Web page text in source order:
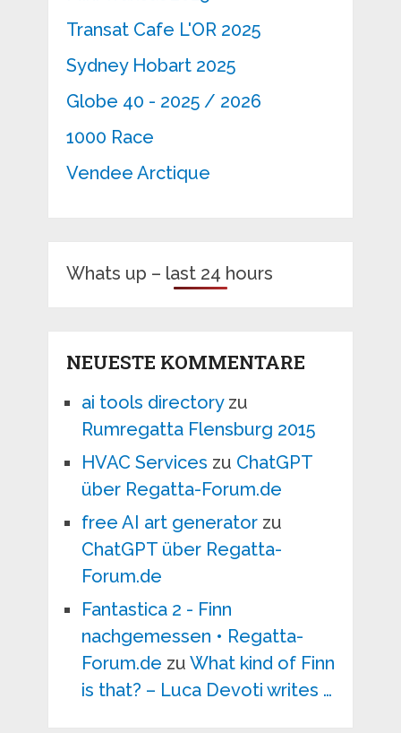
Transat Cafe L'OR 2025
Sydney Hobart 2025
Globe 40 - 2025 / 2026
1000 Race
Vendee Arctique
Whats up – last 24 hours
NEUESTE KOMMENTARE
ai tools directoryzu
Rumregatta Flensburg 2015
HVAC Services zu ChatGPT
über Regatta-Forum.de
free AI art generatorzu
ChatGPT über Regatta-
Forum.de
Fantastica 2 - Finn
nachgemessen • Regatta-
Forum.de zu What kind of Finn
is that? – Luca Devoti writes …